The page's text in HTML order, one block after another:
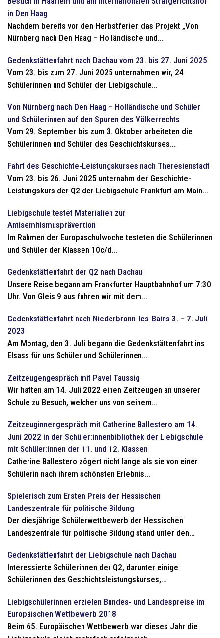
in Den Haag
Nachdem bereits vor den Herbstferien das Projekt „Von
Nürnberg nach Den Haag – Holländische und...
Gedenkstättenfahrt nach Dachau vom 23. bis 27. Juni 2025
Vom 23. bis zum 27. Juni 2025 unternahmen wir, 24
Schülerinnen und Schüler der Liebigschule...
Von Nürnberg nach Den Haag – Holländische und Schüler
und Schülerinnen auf den Spuren des Völkerrechts
Vom 29. September bis zum 3. Oktober arbeiteten die
Schülerinnen und Schüler des Geschichtskurses...
Fahrt des Geschichte-Leistungskurses nach Theresienstadt
Vom 23. bis 26. Juni 2025 unternahm der Geschichte-
Leistungskurs der Q2 der Liebigschule Frankfurt am Main...
Liebigschule testet Materialien zur
Antisemitismusprävention
Im Rahmen der Europaschulwoche testeten die Schülerinnen
und Schüler der Klassen 10c/d...
Gedenkstättenfahrt der Q2 nach Dachau
Unsere Reise begann am Frankfurter Hauptbahnhof um 7:30
Uhr. Von Gleis 9 aus fuhren wir mit dem...
Gedenkstättenfahrt nach Niederbronn-les-Bains 3. – 7. Juli
2023
Am Montag, den 3. Juli begann die Gedenkstättenfahrt ins
Elsass für uns Schüler und Schülerinnen...
Zeitzeugengespräch mit Pavel Taussig
Wir hatten am 14. Juli 2022 einen Zeitzeugen an unserer
Schule zu Besuch, welcher uns von seinem...
Zeitzeuginnengespräch mit Catherine Ballestero am 14.
Juni 2022 in der Schüler:innenbibliothek der Liebigschule
mit Schüler:innen der 11. und 12. Klassen
Catherine Ballestero zögert nicht lange als sie von einer
Schülerin nach ihrem schönsten Erlebnis...
Spielerisch zum Ersten Preis der Hessischen
Landeszentrale für politische Bildung
Der diesjährige Schülerwettbewerb der Hessischen
Landeszentrale für politische Bildung stand unter den...
Gedenkstättenfahrt der Liebigschule nach Dachau
Interessierte Schülerinnen der Q2, darunter einige
Schülerinnen des Geschichtsleistungskurses,...
Liebigschülerinnen erzielen Bundes- und Landespreise im
Europäischen Wettbewerb 2018
Beim 65. Europäischen Wettbewerb war dieses Jahr die